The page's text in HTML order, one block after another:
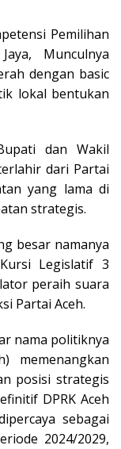
Pemilihan
Munculnya
dengan basic
lokal bentukan
dan Wakil
dari Partai
yang lama di
strategis.
besar namanya
Legislatif 3
peraih suara
Partai Aceh.
nama politiknya
memenangkan
posisi strategis
DPRK Aceh
sebagai
2024/2029,